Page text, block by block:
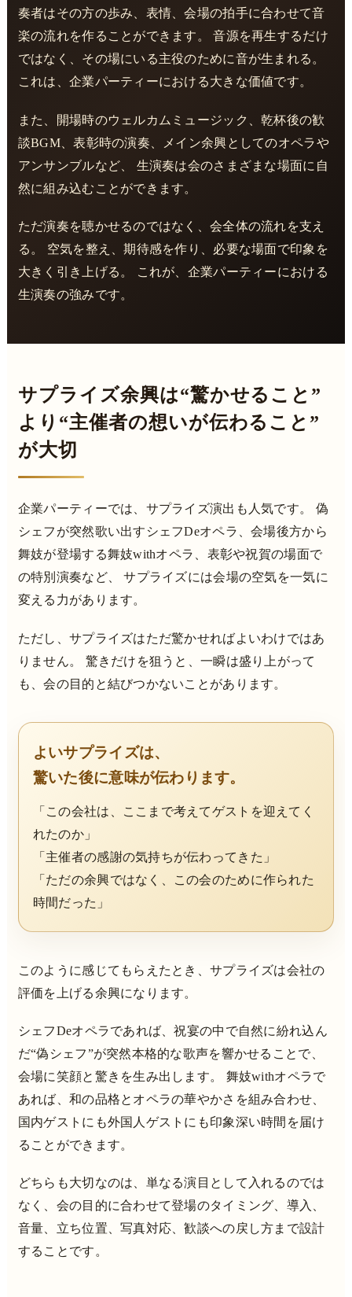
奏者はその方の歩み、表情、会場の拍手に合わせて音
楽の流れを作ることができます。 音源を再生するだけ
ではなく、その場にいる主役のために音が生まれる。
これは、企業パーティーにおける大きな価値です。
また、開場時のウェルカムミュージック、乾杯後の歓
談BGM、表彰時の演奏、メイン余興としてのオペラや
アンサンブルなど、 生演奏は会のさまざまな場面に自
然に組み込むことができます。
ただ演奏を聴かせるのではなく、会全体の流れを支え
る。 空気を整え、期待感を作り、必要な場面で印象を
大きく引き上げる。 これが、企業パーティーにおける
生演奏の強みです。
サプライズ余興は“驚かせること”
より“主催者の想いが伝わること”
が大切
企業パーティーでは、サプライズ演出も人気です。 偽
シェフが突然歌い出すシェフDeオペラ、会場後方から
舞妓が登場する舞妓withオペラ、表彰や祝賀の場面で
の特別演奏など、 サプライズには会場の空気を一気に
変える力があります。
ただし、サプライズはただ驚かせればよいわけではあ
りません。 驚きだけを狙うと、一瞬は盛り上がって
も、会の目的と結びつかないことがあります。
よいサプライズは、
驚いた後に意味が伝わります。
「この会社は、ここまで考えてゲストを迎えてく
れたのか」
「主催者の感謝の気持ちが伝わってきた」
「ただの余興ではなく、この会のために作られた
時間だった」
このように感じてもらえたとき、サプライズは会社の
評価を上げる余興になります。
シェフDeオペラであれば、祝宴の中で自然に紛れ込ん
だ“偽シェフ”が突然本格的な歌声を響かせることで、
会場に笑顔と驚きを生み出します。 舞妓withオペラで
あれば、和の品格とオペラの華やかさを組み合わせ、
国内ゲストにも外国人ゲストにも印象深い時間を届け
ることができます。
どちらも大切なのは、単なる演目として入れるのでは
なく、会の目的に合わせて登場のタイミング、導入、
音量、立ち位置、写真対応、歓談への戻し方まで設計
することです。